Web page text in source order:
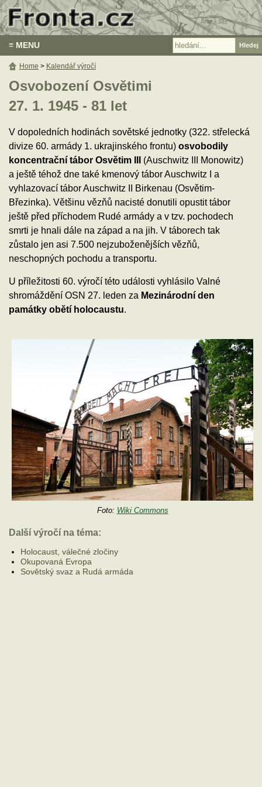
≡ MENU
Osvobození Osvětimi
27. 1. 1945 - 81 let
V dopoledních hodinách sovětské jednotky (322. střelecká
divize 60. armády 1. ukrajinského frontu) osvobodily
koncentrační tábor Osvětim III (Auschwitz III Monowitz)
a ještě téhož dne také kmenový tábor Auschwitz I a
vyhlazovací tábor Auschwitz II Birkenau (Osvětim-
Březinka). Většinu vězňů nacisté donutili opustit tábor
ještě před příchodem Rudé armády a v tzv. pochodech
smrti je hnali dále na západ a na jih. V táborech tak
zůstalo jen asi 7.500 nejzuboženějších vězňů,
neschopných pochodu a transportu.
U příležitosti 60. výročí této události vyhlásilo Valné
shromáždění OSN 27. leden za Mezinárodní den
památky obětí holocaustu.
Foto: Wiki Commons
Další výročí na téma:
Holocaust, válečné zločiny
Okupovaná Evropa
Sovětský svaz a Rudá armáda
Home > Kalendář výročí